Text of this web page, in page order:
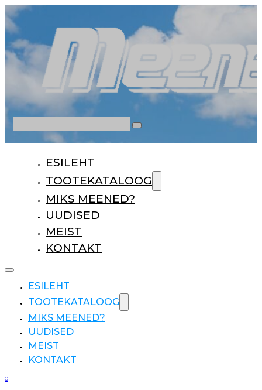
ESILEHT
TOOTEKATALOOG
MIKS MEENED?
UUDISED
MEIST
KONTAKT
ESILEHT
TOOTEKATALOOG
MIKS MEENED?
UUDISED
MEIST
KONTAKT
0